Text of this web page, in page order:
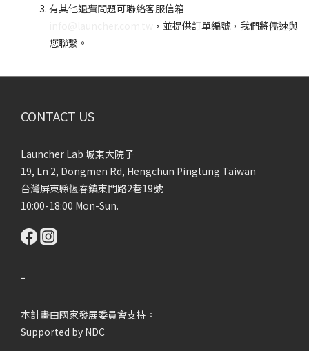
有其他退費問題可聯絡客服信箱
，並提供訂單編號，我們將儘速與
您聯繫。
CONTACT US
Launcher Lab 城東大院子
19, Ln 2, Dongmen Rd, Hengchun Pingtung Taiwan
台灣屏東縣恆春鎮東門路2巷19號
10:00-18:00 Mon-Sun.
-
本計畫由國家發展委員會支持。
Supported by NDC